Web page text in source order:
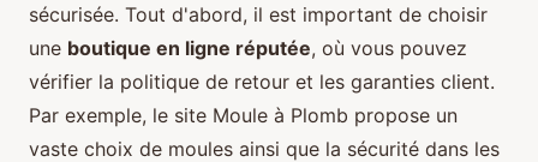
sécurisée. Tout d'abord, il est important de choisir
une boutique en ligne réputée, où vous pouvez
vérifier la politique de retour et les garanties client.
Par exemple, le site Moule à Plomb propose un
vaste choix de moules ainsi que la sécurité dans les